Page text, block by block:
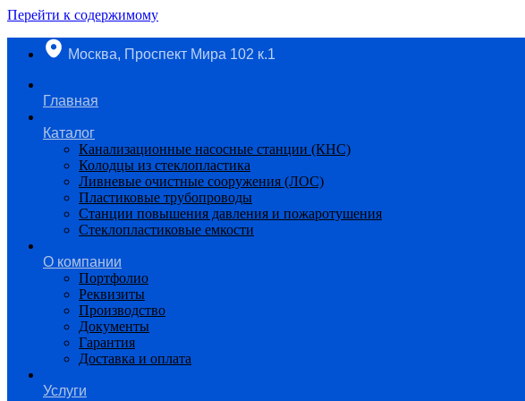
Перейти к содержимому
Москва, Проспект Мира 102 к.1
Главная
Каталог
Канализационные насосные станции (КНС)
Колодцы из стеклопластика
Ливневые очистные сооружения (ЛОС)
Пластиковые трубопроводы​
Станции повышения давления и пожаротушения
Стеклопластиковые емкости
О компании
Портфолио
Реквизиты
Производство
Документы
Гарантия
Доставка и оплата
Услуги